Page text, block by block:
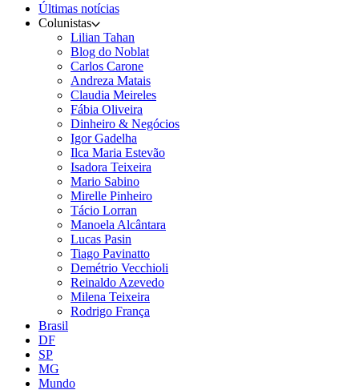
Últimas notícias
Colunistas
Lilian Tahan
Blog do Noblat
Carlos Carone
Andreza Matais
Claudia Meireles
Fábia Oliveira
Dinheiro & Negócios
Igor Gadelha
Ilca Maria Estevão
Isadora Teixeira
Mario Sabino
Mirelle Pinheiro
Tácio Lorran
Manoela Alcântara
Lucas Pasin
Tiago Pavinatto
Demétrio Vecchioli
Reinaldo Azevedo
Milena Teixeira
Rodrigo França
Brasil
DF
SP
MG
Mundo